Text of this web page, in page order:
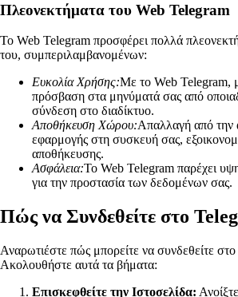
Πλεονεκτήματα του Web Telegram
Το Web Telegram προσφέρει πολλά
του, συμπεριλαμβανομένων:
Ευκολία Χρήσης:Με το Web Telegram,
πρόσβαση στα μηνύματά σας από
σύνδεση στο διαδίκτυο.
Αποθήκευση Χώρου:Απαλλαγή από την
εφαρμογής στη συσκευή σας,
αποθήκευσης.
Ασφάλεια:Το Web Telegram παρέχει
για την προστασία των δεδομένων σας.
Πώς να Συνδεθείτε στο
Αναρωτιέστε πώς μπορείτε να συνδεθείτε
Ακολουθήστε αυτά τα βήματα:
Επισκεφθείτε την Ιστοσελίδα: